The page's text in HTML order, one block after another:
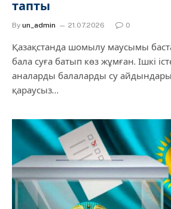
тапты
By un_admin 21.07.2026 0
Қазақстанда шомылу маусымы
бала суға батып көз жұмған. Ішкі
аналарды балаларды су
қараусыз…